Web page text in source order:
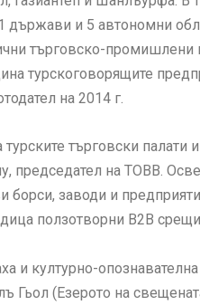
държави и 5 автономни
търговско-промишлени
турскоговорящите
на 2014 г.
търговски палати
председател на TOBB.
борси, заводи и
ползотворни В2В
и културно-
Гьол (Езерото на